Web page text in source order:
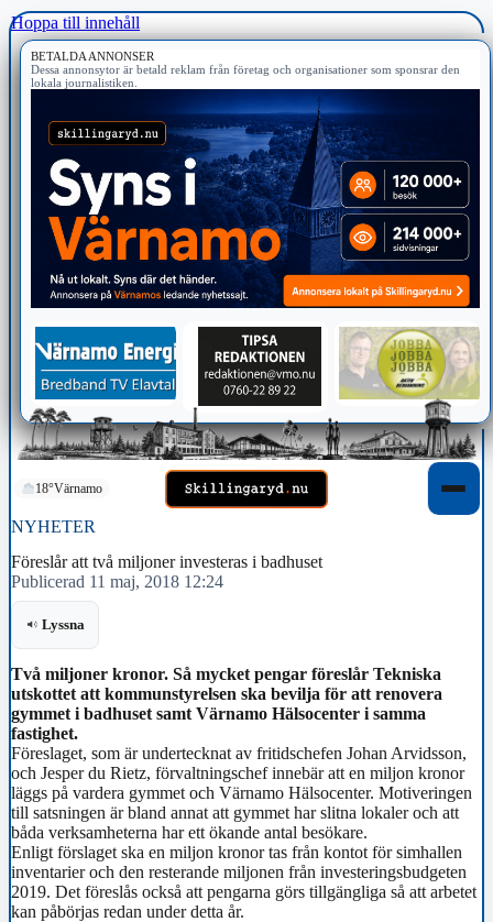
Hoppa till innehåll
BETALDA ANNONSER
Dessa annonsytor är betald reklam från företag och organisationer som sponsrar den
lokala journalistiken.
18°Värnamo
NYHETER
Föreslår att två miljoner investeras i badhuset
Publicerad 11 maj, 2018 12:24
Lyssna
Två miljoner kronor. Så mycket pengar föreslår Tekniska
utskottet att kommunstyrelsen ska bevilja för att renovera
gymmet i badhuset samt Värnamo Hälsocenter i samma
fastighet.
Föreslaget, som är undertecknat av fritidschefen Johan Arvidsson,
och Jesper du Rietz, förvaltningschef innebär att en miljon kronor
läggs på vardera gymmet och Värnamo Hälsocenter. Motiveringen
till satsningen är bland annat att gymmet har slitna lokaler och att
båda verksamheterna har ett ökande antal besökare.
Enligt förslaget ska en miljon kronor tas från kontot för simhallen
inventarier och den resterande miljonen från investeringsbudgeten
2019. Det föreslås också att pengarna görs tillgängliga så att arbetet
kan påbörjas redan under detta år.